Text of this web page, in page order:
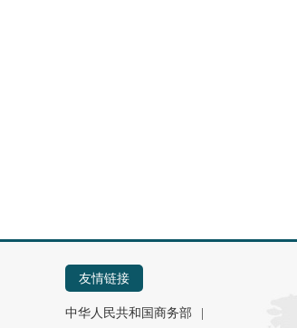
友情链接
中华人民共和国商务部